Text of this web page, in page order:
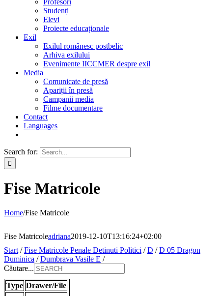
Profesori
Studenți
Elevi
Proiecte educaționale
Exil
Exilul românesc postbelic
Arhiva exilului
Evenimente IICCMER despre exil
Media
Comunicate de presă
Apariții în presă
Campanii media
Filme documentare
Contact
Languages
Search for:
Fise Matricole
Home/Fise Matricole
Fise Matricoleadriana2019-12-10T13:16:24+02:00
Start /Fise Matricole Penale Detinuti Politici /D /D 05 Dragon
Duminica /Dumbrava Vasile E /
Căutare...
Type Drawer/File